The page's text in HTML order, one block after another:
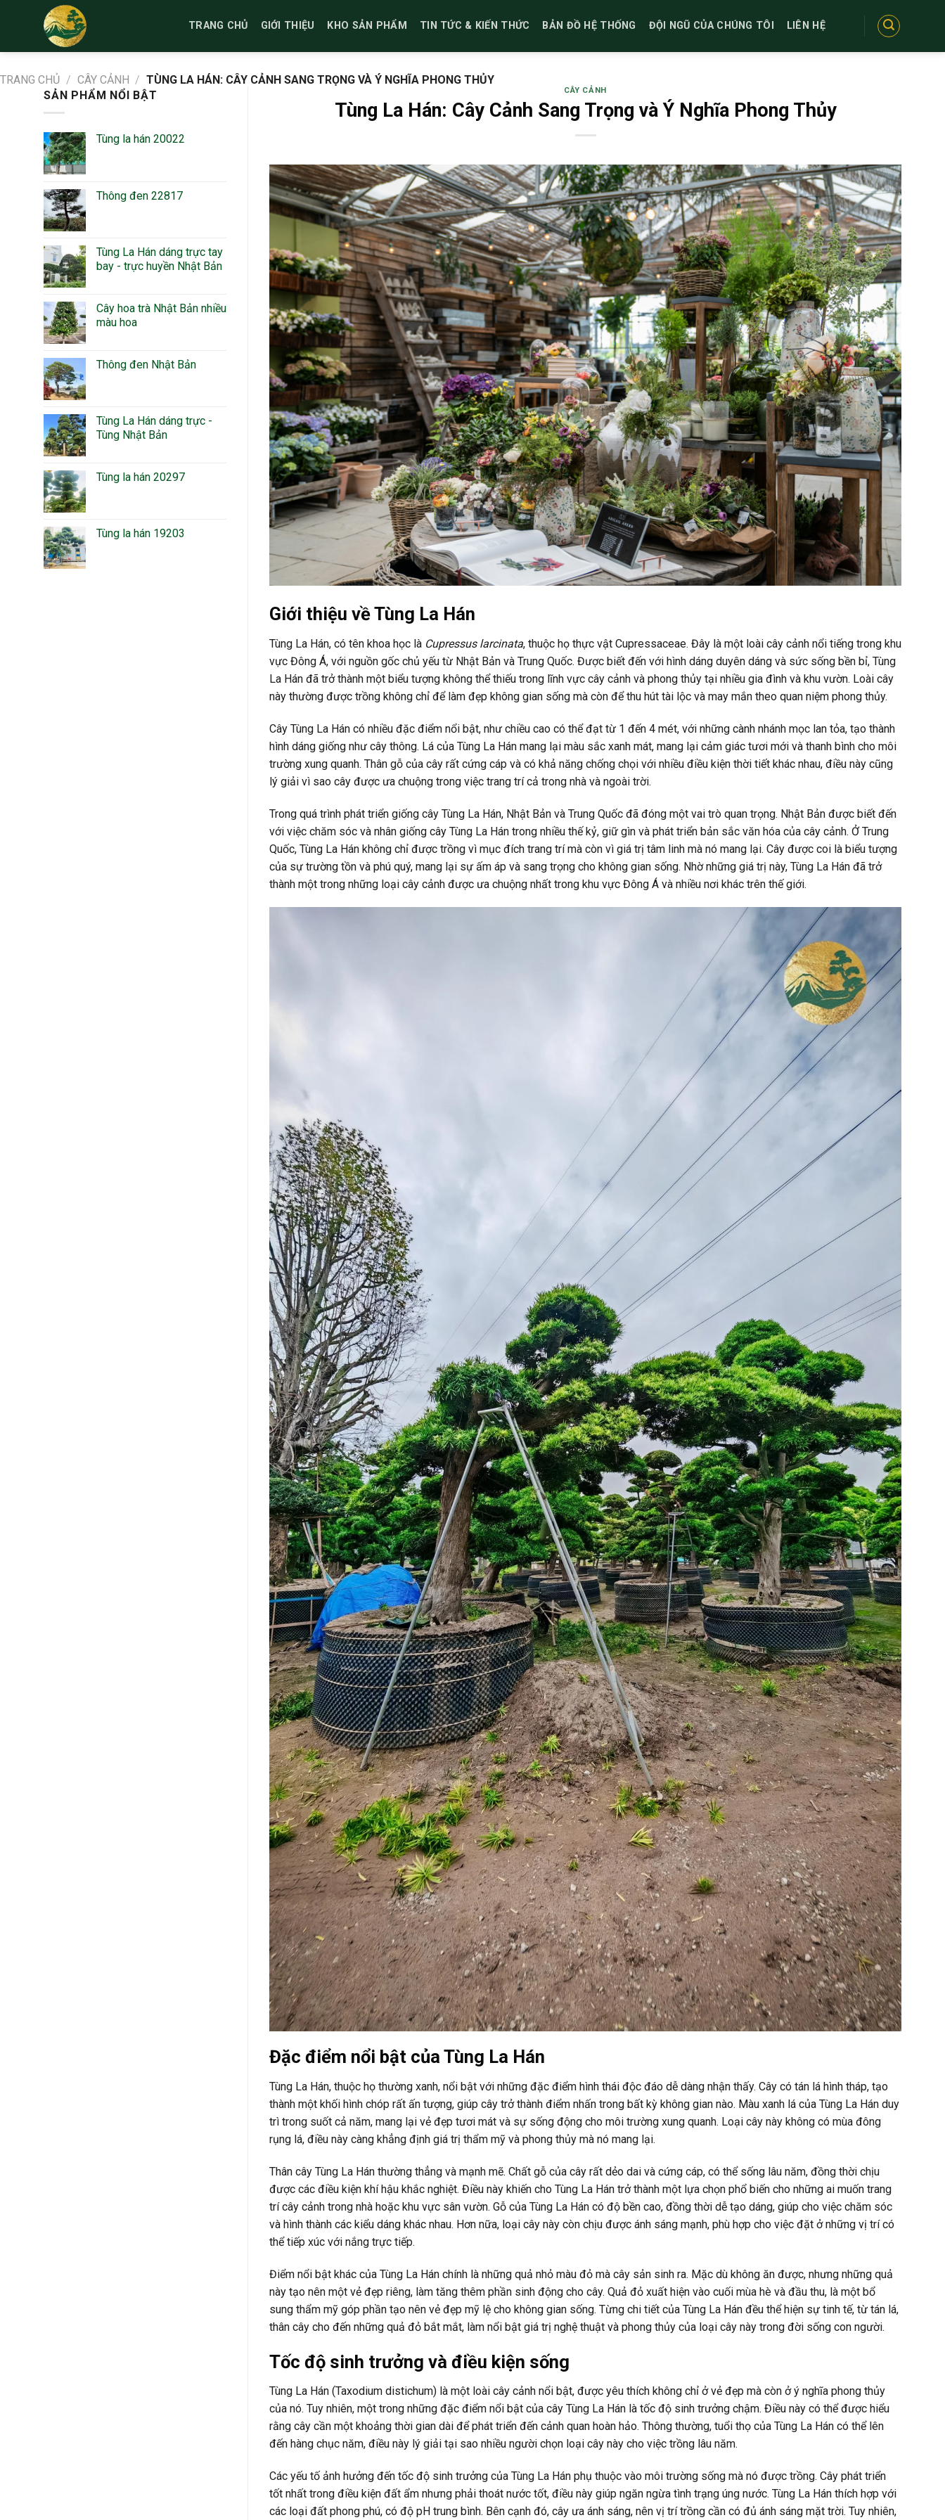
TRANG CHỦ GIỚI THIỆU KHO SẢN PHẨM TIN TỨC & KIẾN THỨC BẢN ĐỒ HỆ THỐNG ĐỘI NGŨ CỦA CHÚNG TÔI LIÊN HỆ
TRANG CHỦ / CÂY CẢNH / TÙNG LA HÁN: CÂY CẢNH SANG TRỌNG VÀ Ý NGHĨA PHONG THỦY
SẢN PHẨM NỔI BẬT
Tùng la hán 20022
Thông đen 22817
Tùng La Hán dáng trực tay
bay - trực huyền Nhật Bản
Cây hoa trà Nhật Bản nhiều
màu hoa
Thông đen Nhật Bản
Tùng La Hán dáng trực -
Tùng Nhật Bản
Tùng la hán 20297
Tùng la hán 19203
CÂY CẢNH
Tùng La Hán: Cây Cảnh Sang Trọng và Ý Nghĩa Phong Thủy
Giới thiệu về Tùng La Hán
Tùng La Hán, có tên khoa học là Cupressus larcinata, thuộc họ thực vật Cupressaceae. Đây là một loài cây cảnh nổi tiếng trong khu
vực Đông Á, với nguồn gốc chủ yếu từ Nhật Bản và Trung Quốc. Được biết đến với hình dáng duyên dáng và sức sống bền bỉ, Tùng
La Hán đã trở thành một biểu tượng không thể thiếu trong lĩnh vực cây cảnh và phong thủy tại nhiều gia đình và khu vườn. Loài cây
này thường được trồng không chỉ để làm đẹp không gian sống mà còn để thu hút tài lộc và may mắn theo quan niệm phong thủy.
Cây Tùng La Hán có nhiều đặc điểm nổi bật, như chiều cao có thể đạt từ 1 đến 4 mét, với những cành nhánh mọc lan tỏa, tạo thành
hình dáng giống như cây thông. Lá của Tùng La Hán mang lại màu sắc xanh mát, mang lại cảm giác tươi mới và thanh bình cho môi
trường xung quanh. Thân gỗ của cây rất cứng cáp và có khả năng chống chọi với nhiều điều kiện thời tiết khác nhau, điều này cũng
lý giải vì sao cây được ưa chuộng trong việc trang trí cả trong nhà và ngoài trời.
Trong quá trình phát triển giống cây Tùng La Hán, Nhật Bản và Trung Quốc đã đóng một vai trò quan trọng. Nhật Bản được biết đến
với việc chăm sóc và nhân giống cây Tùng La Hán trong nhiều thế kỷ, giữ gìn và phát triển bản sắc văn hóa của cây cảnh. Ở Trung
Quốc, Tùng La Hán không chỉ được trồng vì mục đích trang trí mà còn vì giá trị tâm linh mà nó mang lại. Cây được coi là biểu tượng
của sự trường tồn và phú quý, mang lại sự ấm áp và sang trọng cho không gian sống. Nhờ những giá trị này, Tùng La Hán đã trở
thành một trong những loại cây cảnh được ưa chuộng nhất trong khu vực Đông Á và nhiều nơi khác trên thế giới.
Đặc điểm nổi bật của Tùng La Hán
Tùng La Hán, thuộc họ thường xanh, nổi bật với những đặc điểm hình thái độc đáo dễ dàng nhận thấy. Cây có tán lá hình tháp, tạo
thành một khối hình chóp rất ấn tượng, giúp cây trở thành điểm nhấn trong bất kỳ không gian nào. Màu xanh lá của Tùng La Hán duy
trì trong suốt cả năm, mang lại vẻ đẹp tươi mát và sự sống động cho môi trường xung quanh. Loại cây này không có mùa đông
rụng lá, điều này càng khẳng định giá trị thẩm mỹ và phong thủy mà nó mang lại.
Thân cây Tùng La Hán thường thẳng và mạnh mẽ. Chất gỗ của cây rất dẻo dai và cứng cáp, có thể sống lâu năm, đồng thời chịu
được các điều kiện khí hậu khắc nghiệt. Điều này khiến cho Tùng La Hán trở thành một lựa chọn phổ biến cho những ai muốn trang
trí cây cảnh trong nhà hoặc khu vực sân vườn. Gỗ của Tùng La Hán có độ bền cao, đồng thời dễ tạo dáng, giúp cho việc chăm sóc
và hình thành các kiểu dáng khác nhau. Hơn nữa, loại cây này còn chịu được ánh sáng mạnh, phù hợp cho việc đặt ở những vị trí có
thể tiếp xúc với nắng trực tiếp.
Điểm nổi bật khác của Tùng La Hán chính là những quả nhỏ màu đỏ mà cây sản sinh ra. Mặc dù không ăn được, nhưng những quả
này tạo nên một vẻ đẹp riêng, làm tăng thêm phần sinh động cho cây. Quả đỏ xuất hiện vào cuối mùa hè và đầu thu, là một bổ
sung thẩm mỹ góp phần tạo nên vẻ đẹp mỹ lệ cho không gian sống. Từng chi tiết của Tùng La Hán đều thể hiện sự tinh tế, từ tán lá,
thân cây cho đến những quả đỏ bắt mắt, làm nổi bật giá trị nghệ thuật và phong thủy của loại cây này trong đời sống con người.
Tốc độ sinh trưởng và điều kiện sống
Tùng La Hán (Taxodium distichum) là một loài cây cảnh nổi bật, được yêu thích không chỉ ở vẻ đẹp mà còn ở ý nghĩa phong thủy
của nó. Tuy nhiên, một trong những đặc điểm nổi bật của cây Tùng La Hán là tốc độ sinh trưởng chậm. Điều này có thể được hiểu
rằng cây cần một khoảng thời gian dài để phát triển đến cảnh quan hoàn hảo. Thông thường, tuổi thọ của Tùng La Hán có thể lên
đến hàng chục năm, điều này lý giải tại sao nhiều người chọn loại cây này cho việc trồng lâu năm.
Các yếu tố ảnh hưởng đến tốc độ sinh trưởng của Tùng La Hán phụ thuộc vào môi trường sống mà nó được trồng. Cây phát triển
tốt nhất trong điều kiện đất ẩm nhưng phải thoát nước tốt, điều này giúp ngăn ngừa tình trạng úng nước. Tùng La Hán thích hợp với
các loại đất phong phú, có độ pH trung bình. Bên cạnh đó, cây ưa ánh sáng, nên vị trí trồng cần có đủ ánh sáng mặt trời. Tuy nhiên,